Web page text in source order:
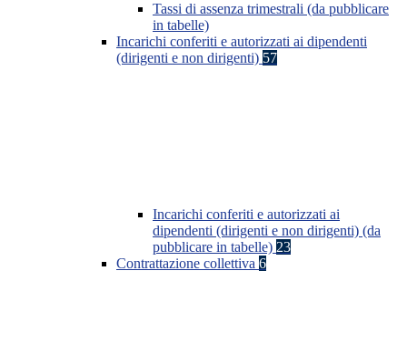
Tassi di assenza trimestrali (da pubblicare
in tabelle)
Incarichi conferiti e autorizzati ai dipendenti
(dirigenti e non dirigenti) 57
Incarichi conferiti e autorizzati ai
dipendenti (dirigenti e non dirigenti) (da
pubblicare in tabelle) 23
Contrattazione collettiva 6